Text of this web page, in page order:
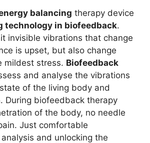
balancing therapy device
technology in biofeedback.
invisible vibrations that change
is upset, but also change
mildest stress. Biofeedback
and analyse the vibrations
of the living body and
During biofeedback therapy
of the body, no needle
Just comfortable
and unlocking the